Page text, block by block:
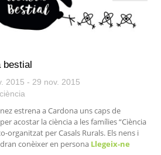
bestial
2015 - 29 nov. 2015
estrena a Cardona uns caps de
acostar la ciència a les famílies “Ciència
organitzat per Casals Rurals. Els nens i
conèixer en persona Llegeix-ne